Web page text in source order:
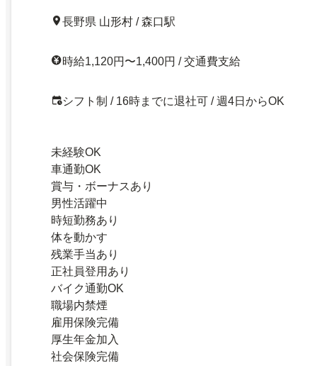
長野県 山形村 / 森口駅
時給1,120円〜1,400円 / 交通費支給
シフト制 / 16時までに退社可 / 週4日からOK
未経験OK
車通勤OK
賞与・ボーナスあり
男性活躍中
時短勤務あり
体を動かす
残業手当あり
正社員登用あり
バイク通勤OK
職場内禁煙
雇用保険完備
厚生年金加入
社会保険完備